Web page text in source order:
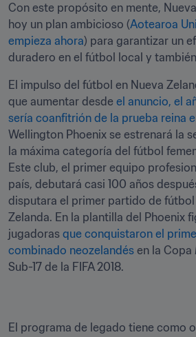
Con este propósito en mente,
hoy un plan ambicioso (Aotearoa
empieza ahora) para garantizar un
duradero en el fútbol local y
El impulso del fútbol en Nueva
que aumentar desde el anuncio, el
sería coanfitrión de la prueba reina
Wellington Phoenix se estrenará la
la máxima categoría del fútbol
Este club, el primer equipo
país, debutará casi 100 años
disputara el primer partido de fútbol
Zelanda. En la plantilla del Phoenix
jugadoras que conquistaron el
combinado neozelandés en la Copa
El programa de legado tiene como